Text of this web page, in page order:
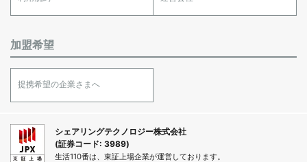
加盟希望
提携希望の企業さまへ
シェアリングテクノロジー株式会社
(証券コード: 3989)
生活110番は、東証上場企業が運営しております。